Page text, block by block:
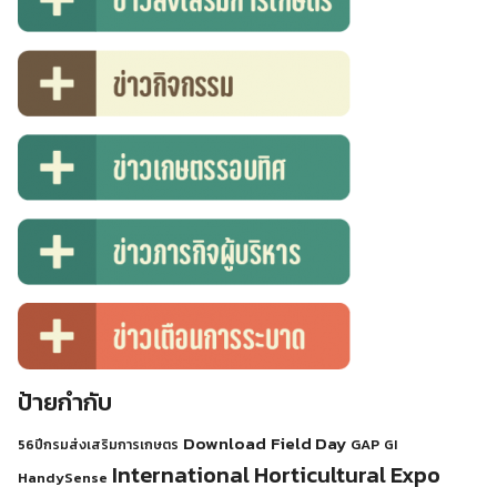
ป้ายกำกับ
56ปีกรมส่งเสริมการเกษตร Download Field Day GAP GI
HandySense International Horticultural Expo